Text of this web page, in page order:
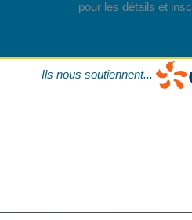
pour les détails et
Ils nous soutiennent...